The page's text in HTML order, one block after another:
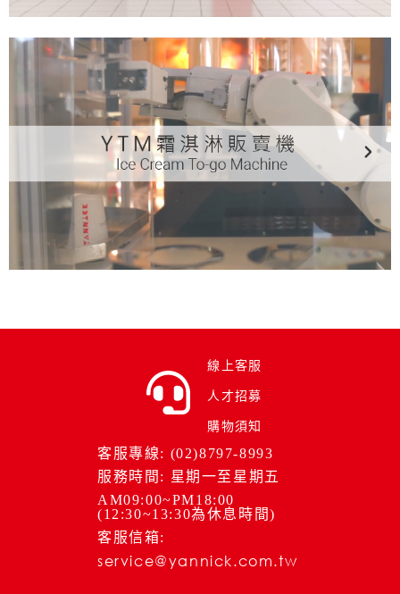
線上客服
人才招募
購物須知
客服專線: (02)8797-8993
服務時間: 星期一至星期五
AM09:00~PM18:00
(12:30~13:30為休息時間)
客服信箱:
service@yannick.com.tw